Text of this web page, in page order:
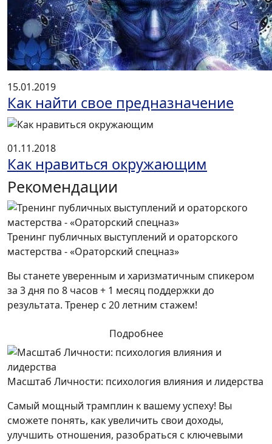
15.01.2019
Как найти свое предназначение
01.11.2018
Как нравиться окружающим
Рекомендации
Тренинг публичных выступлений и ораторского
мастерства - «Ораторский спецназ»
Вы станете уверенным и харизматичным спикером
за 3 дня по 8 часов + 1 месяц поддержки до
результата. Тренер с 20 летним стажем!
Подробнее
Масштаб Личности: психология влияния и лидерства
Самый мощный трамплин к вашему успеху! Вы
сможете понять, как увеличить свои доходы,
улучшить отношения, разобраться с ключевыми